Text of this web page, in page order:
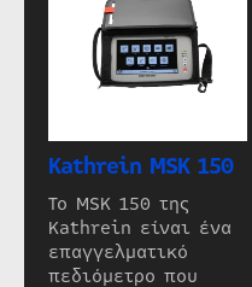
Kathrein MSK 150
Το MSK 150 της
Kathrein είναι ένα
επαγγελματικό
πεδιόμετρο που